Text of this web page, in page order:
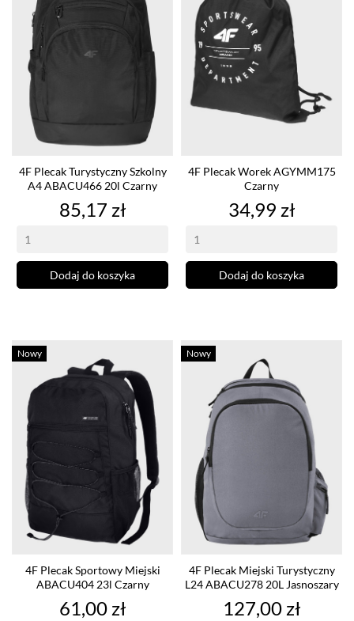
4F Plecak Turystyczny Szkolny
A4 ABACU466 20l Czarny
Cena
85,17 zł
Dodaj do koszyka
4F Plecak Worek AGYMM175
Czarny
Cena
34,99 zł
Dodaj do koszyka
4F Plecak Sportowy Miejski
ABACU404 23l Czarny
Cena
61,00 zł
Nowy
4F Plecak Miejski Turystyczny
L24 ABACU278 20L Jasnoszary
Cena
127,00 zł
Nowy